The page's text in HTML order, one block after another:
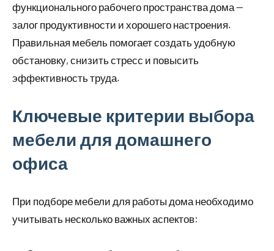
функционального рабочего пространства дома —
залог продуктивности и хорошего настроения.
Правильная мебель помогает создать удобную
обстановку, снизить стресс и повысить
эффективность труда.
Ключевые критерии выбора
мебели для домашнего
офиса
При подборе мебели для работы дома необходимо
учитывать несколько важных аспектов: